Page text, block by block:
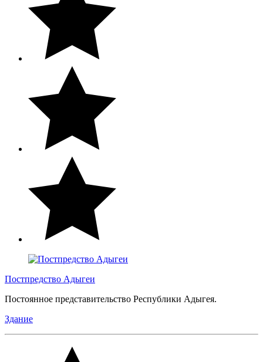
Постпредство Адыгеи
Постоянное представительство Республики Адыгея.
Здание